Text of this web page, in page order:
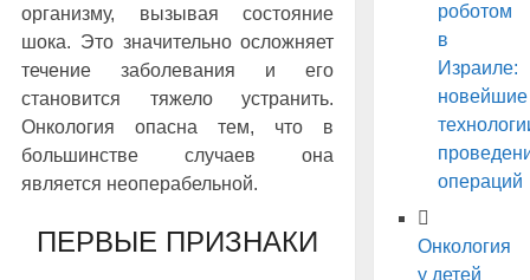
организму, вызывая состояние
шока. Это значительно осложняет
течение заболевания и его
становится тяжело устранить.
Онкология опасна тем, что в
большинстве случаев она
является неоперабельной.
ПЕРВЫЕ ПРИЗНАКИ
роботом
в
Израиле:
новейшие
операций
Онкология
у детей